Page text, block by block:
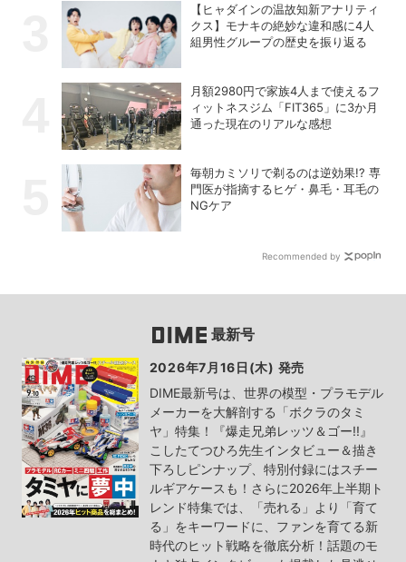
【ヒャダインの温故知新アナリティ
クス】モナキの絶妙な違和感に4人
組男性グループの歴史を振り返る
月額2980円で家族4人まで使えるフ
ィットネスジム「FIT365」に3か月
通った現在のリアルな感想
毎朝カミソリで剃るのは逆効果!? 専
門医が指摘するヒゲ・鼻毛・耳毛の
NGケア
Recommended by
最新号
2026年7月16日(木) 発売
DIME最新号は、世界の模型・プラモデル
メーカーを大解剖する「ボクラのタミ
ヤ」特集！『爆走兄弟レッツ＆ゴー!!』
こしたてつひろ先生インタビュー＆描き
下ろしピンナップ、特別付録にはスチー
ルギアケースも！さらに2026年上半期ト
レンド特集では、「売れる」より「育て
る」をキーワードに、ファンを育てる新
時代のヒット戦略を徹底分析！話題のモ